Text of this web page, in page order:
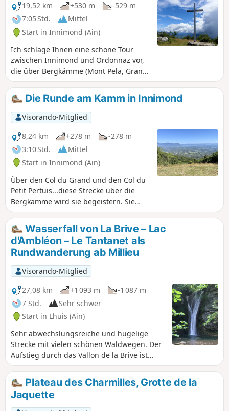
19,52 km
+530 m
-529 m
7:05 Std.
Mittel
Start in Innimond (Ain)
Ich schlage Ihnen eine schöne Tour
zwischen Innimond und Ordonnaz vor,
die über Bergkämme (Mont Pela, Grand
Pertuis und Mollard de Don) und dann
durch eine Hochebene zwischen
Wäldern und Wiesen führt. Unterwegs
bieten sich Ihnen insbesondere schöne
Ausblicke auf die Alpen.
Die Runde am Kamm in Innimond
Visorando-Mitglied
8,24 km
+278 m
-278 m
3:10 Std.
Mittel
Start in Innimond (Ain)
Über den Col du Grand und den Col du
Petit Pertuis...diese Strecke über die
Bergkämme wird sie begeistern. Sie
bietet einen 360°-Blick auf die Alpen,
das Zentralmassiv und das
Juragebierge. Eine Wanderung ohne
große Schwierigkeiten für geübte
Wanderer.
Wasserfall von La Brive – Lac
d'Ambléon – Le Tantanet als
Rundwanderung ab Millieu
Visorando-Mitglied
27,08 km
+1 093 m
-1 087 m
7 Std.
Sehr schwer
Start in Lhuis (Ain)
Sehr abwechslungsreiche und hügelige
Strecke mit vielen schönen Waldwegen. Der
Aufstieg durch das Vallon de la Brive ist
wunderschön. Der Besuch der
Kalksteinbrüche ist vor Ort sehr gut
ausgeschildert. Der Abschnitt auf dem
Kamm desGR®59wird diejenigen
zufriedenstellen, die noch kräftige Beine
Plateau des Charmilles, Grotte de la
Jaquette